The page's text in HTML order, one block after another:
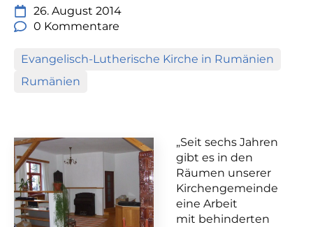
26. August 2014
0 Kommentare
Evangelisch-Lutherische Kirche in Rumänien
Rumänien
„Seit sechs Jahren
gibt es in den
Räumen unserer
Kirchengemeinde
eine Arbeit
mit behinderten